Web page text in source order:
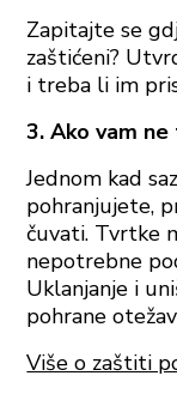
Zapitajte se
zaštićeni?
i treba li im
3. Ako vam
Jednom kad
pohranjujete,
čuvati. Tvrtke
nepotrebne
Uklanjanje i
pohrane
Više o zaštiti